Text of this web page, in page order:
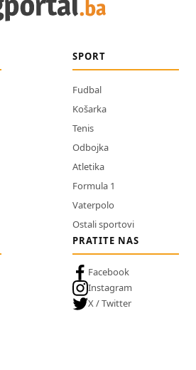
SPORT
Fudbal
Košarka
Tenis
Odbojka
Atletika
Formula 1
Vaterpolo
Ostali sportovi
PRATITE NAS
Facebook
Instagram
X / Twitter